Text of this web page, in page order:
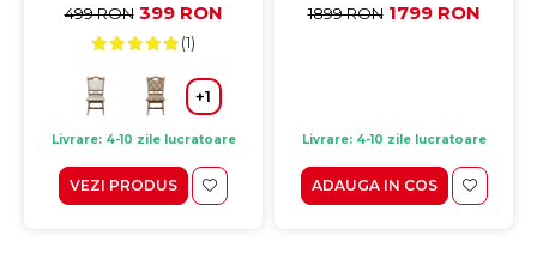
499 RON 399 RON
(1)
+1
Livrare: 4-10 zile lucratoare
VEZI PRODUS
1899 RON 1799 RON
Livrare: 4-10 zile lucratoare
ADAUGA IN COS